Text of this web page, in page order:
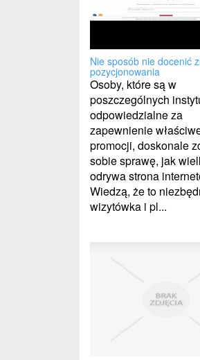
Nie sposób nie docenić
pozycjonowania
Osoby, które są w
poszczególnych
odpowiedzialne za
zapewnienie
promocji, doskonale
sobie sprawę, jak
odrywa strona
Wiedzą, że to
wizytówka i pl...